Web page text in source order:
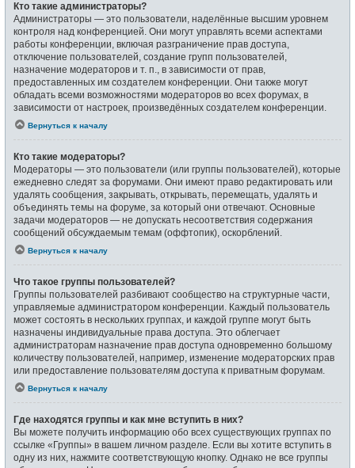
Кто такие администраторы?
Администраторы — это пользователи, наделённые высшим уровнем
контроля над конференцией. Они могут управлять всеми аспектами
работы конференции, включая разграничение прав доступа,
отключение пользователей, создание групп пользователей,
назначение модераторов и т. п., в зависимости от прав,
предоставленных им создателем конференции. Они также могут
обладать всеми возможностями модераторов во всех форумах, в
зависимости от настроек, произведённых создателем конференции.
Вернуться к началу
Кто такие модераторы?
Модераторы — это пользователи (или группы пользователей), которые
ежедневно следят за форумами. Они имеют право редактировать или
удалять сообщения, закрывать, открывать, перемещать, удалять и
объединять темы на форуме, за который они отвечают. Основные
задачи модераторов — не допускать несоответствия содержания
сообщений обсуждаемым темам (оффтопик), оскорблений.
Вернуться к началу
Что такое группы пользователей?
Группы пользователей разбивают сообщество на структурные части,
управляемые администратором конференции. Каждый пользователь
может состоять в нескольких группах, и каждой группе могут быть
назначены индивидуальные права доступа. Это облегчает
администраторам назначение прав доступа одновременно большому
количеству пользователей, например, изменение модераторских прав
или предоставление пользователям доступа к приватным форумам.
Вернуться к началу
Где находятся группы и как мне вступить в них?
Вы можете получить информацию обо всех существующих группах по
ссылке «Группы» в вашем личном разделе. Если вы хотите вступить в
одну из них, нажмите соответствующую кнопку. Однако не все группы